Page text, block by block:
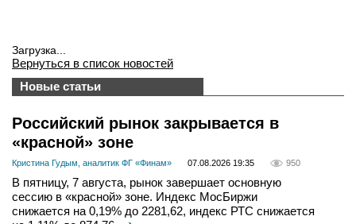
Загрузка...
Вернуться в список новостей
Новые статьи
Российский рынок закрывается в
«красной» зоне
Кристина Гудым, аналитик ФГ «Финам» 07.08.2026 19:35 950
В пятницу, 7 августа, рынок завершает основную
сессию в «красной» зоне. Индекс МосБиржи
снижается на 0,19% до 2281,62, индекс РТС снижается